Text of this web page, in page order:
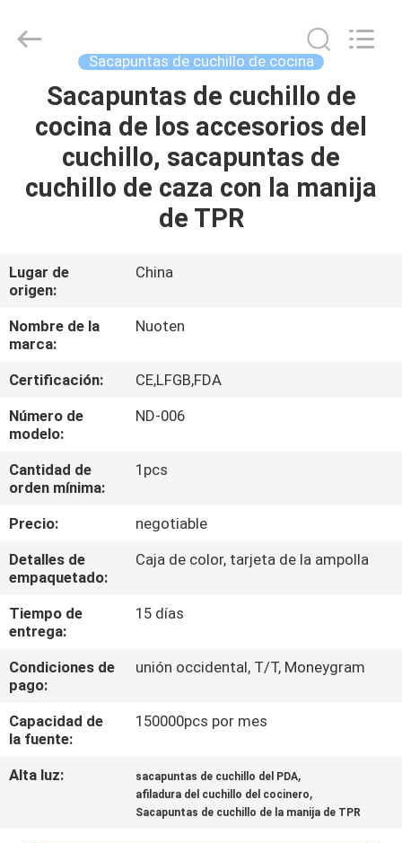
CASA
PRODUCTOS
VÍDEOS
SOBRE
NOSOTROS
RECORRIDO
POR
LA
CONTROL
CALIDAD
CONTACTA
CON
NOSOTROS
Electric
Appliance
Sacapuntas de cuchillo de cocina
Sacapuntas de cuchillo de
cocina de los accesorios del
cuchillo, sacapuntas de
cuchillo de caza con la manija
de TPR
Lugar de
origen:
China
Nombre de la
marca:
Nuoten
Certificación:
CE,LFGB,FDA
Número de
modelo:
ND-006
Cantidad de
orden mínima:
1pcs
Precio:
negotiable
Detalles de
empaquetado:
Caja de color, tarjeta de la ampolla
Tiempo de
entrega:
15 días
Condiciones de
pago:
unión occidental, T/T, Moneygram
Capacidad de
la fuente:
150000pcs por mes
Alta luz: sacapuntas de cuchillo del PDA,
afiladura del cuchillo del cocinero,
Sacapuntas de cuchillo de la manija de TPR